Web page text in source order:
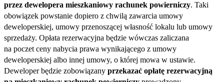
przez dewelopera mieszkaniowy rachunek powierniczy. Taki
obowiązek powstanie dopiero z chwilą zawarcia umowy
deweloperskiej, umowy przenoszącej własność lokalu lub umowy
sprzedaży. Opłata rezerwacyjna będzie wówczas zaliczana
na poczet ceny nabycia prawa wynikającego z umowy
deweloperskiej albo innej umowy, o której mowa w ustawie.
Deweloper będzie zobowiązany przekazać opłatę rezerwacyjną